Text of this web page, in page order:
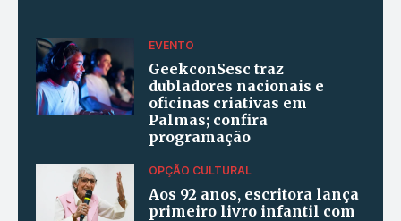
EVENTO
GeekconSesc traz
dubladores nacionais e
oficinas criativas em
Palmas; confira
programação
OPÇÃO CULTURAL
Aos 92 anos, escritora lança
primeiro livro infantil com